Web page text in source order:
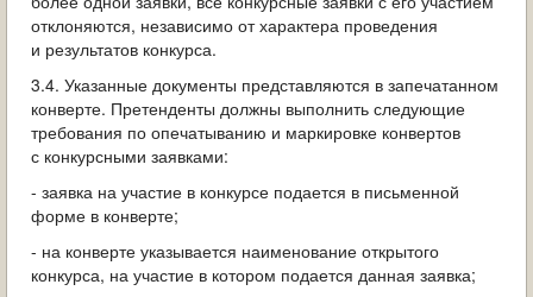
отклоняются, независимо от характера проведения
и результатов конкурса.
3.4. Указанные документы представляются в запечатанном
конверте. Претенденты должны выполнить следующие
требования по опечатыванию и маркировке конвертов
с конкурсными заявками:
- заявка на участие в конкурсе подается в письменной
форме в конверте;
- на конверте указывается наименование открытого
конкурса, на участие в котором подается данная заявка;